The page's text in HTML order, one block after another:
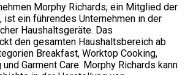
Morphy Richards, ein Mitglied der
ist ein führendes Unternehmen in der
Haushaltsgeräte. Das
den gesamten Haushaltsbereich ab
Breakfast, Worktop Cooking,
Garment Care. Morphy Richards kann